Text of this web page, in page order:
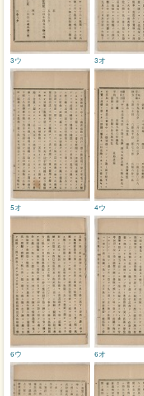
3オ
3ウ
4ウ
5オ
6オ
6ウ